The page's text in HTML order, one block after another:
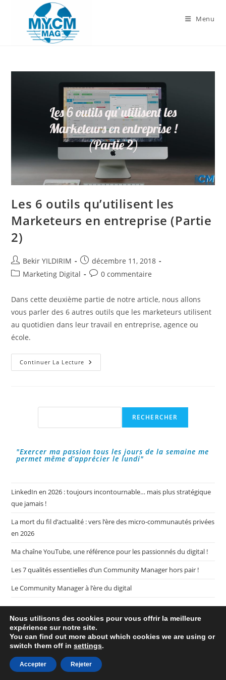
Menu
Les 6 outils qu’utilisent les
Marketeurs en entreprise (Partie
2)
Auteur/autrice
de
Bekir YILDIRIM
Publication
publiée :
décembre 11, 2018
PostMarketing Digital
Commentaires
0 commentaire
Dans cette deuxième partie de notre article, nous allons
vous parler des 6 autres outils que les marketeurs utilisent
au quotidien dans leur travail en entreprise, agence ou
école.
Continuer La Lecture Les
6
En
2)
Rechercher
RECHERCHER
"Exercer ma passion tous les jours de la semaine me
permet même d’apprécier le lundi"
LinkedIn en 2026 : toujours incontournable… mais plus stratégique
que jamais !
La mort du fil d’actualité : vers l’ère des micro-communautés privées
en 2026
Ma chaîne YouTube, une référence pour les passionnés du digital !
Les 7 qualités essentielles d’un Community Manager hors pair !
Le Community Manager à l’ère du digital
Plan de mon blog My CM Mag
Politique de confidentialité
Nous utilisons des cookies pour vous offrir la meilleure
expérience sur notre site.
You can find out more about which cookies we are using or
switch them off in settings.
Accepter Rejeter